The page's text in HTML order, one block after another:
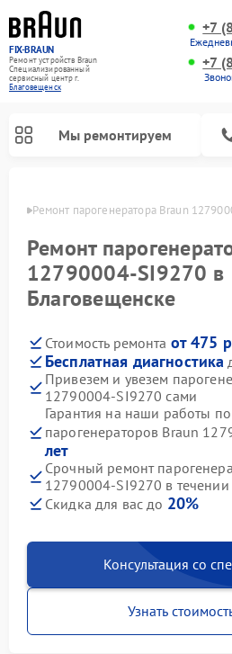
FIX-BRAUN
Ремонт устройств Braun
Специализированный
cервисный центр г.
Благовещенск
+7
+7
Мы ремонтируем
Ремонт парогенератора Braun
Ремонт
12790004-SI9270 в
Благовещенске
Стоимость ремонта от 475
Бесплатная диагностика
Привезем и увезем
12790004-SI9270 сами
Гарантия на наши работы
парогенераторов Braun
лет
Срочный ремонт
12790004-SI9270 в течении
Скидка для вас до 20%
Консультация со
Узнать